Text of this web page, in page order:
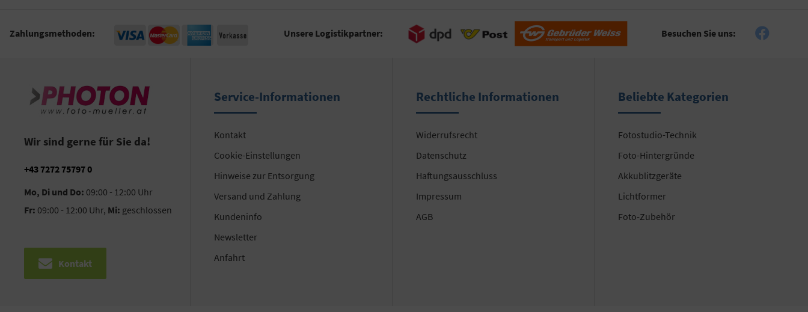
Zahlungsmethoden: Unsere Logistikpartner: Besuchen Sie uns:
Wir sind gerne für Sie da!
+43 7272 75797 0
Mo, Di und Do: 09:00 - 12:00 Uhr
Fr: 09:00 - 12:00 Uhr, Mi: geschlossen
Kontakt
Service-Informationen
Kontakt
Cookie-Einstellungen
Hinweise zur Entsorgung
Versand und Zahlung
Kundeninfo
Newsletter
Anfahrt
Rechtliche Informationen
Widerrufsrecht
Datenschutz
Haftungsausschluss
Impressum
AGB
Beliebte Kategorien
Fotostudio-Technik
Foto-Hintergründe
Akkublitzgeräte
Lichtformer
Foto-Zubehör